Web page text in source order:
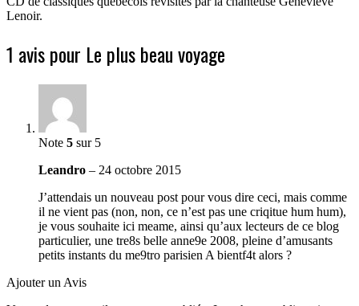
Lenoir.
1 avis pour Le plus beau voyage
Note 5 sur 5
Leandro – 24 octobre 2015
J’attendais un nouveau post pour vous dire ceci, mais comme
il ne vient pas (non, non, ce n’est pas une criqitue hum hum),
je vous souhaite ici meame, ainsi qu’aux lecteurs de ce blog
particulier, une tre8s belle anne9e 2008, pleine d’amusants
petits instants du me9tro parisien A bientf4t alors ?
Ajouter un Avis